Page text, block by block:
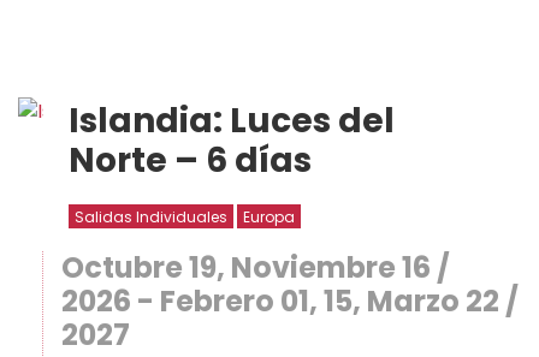
Islandia: Luces del
Norte – 6 días
Salidas Individuales Europa
Octubre 19, Noviembre 16 /
2026 - Febrero 01, 15, Marzo 22 /
2027